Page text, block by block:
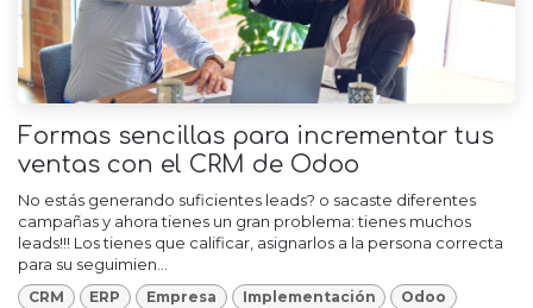
Formas sencillas para incrementar tus
ventas con el CRM de Odoo
No estás generando suficientes leads? o sacaste diferentes
campañas y ahora tienes un gran problema: tienes muchos
leads!!! Los tienes que calificar, asignarlos a la persona correcta
para su seguimien...
CRM ERP Empresa Implementación Odoo